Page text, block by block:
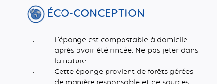
ÉCO-CONCEPTION
L’éponge est compostable à domicile
après avoir été rincée. Ne pas jeter dans
la nature.
Cette éponge provient de forêts gérées
de manière responsable et de sources